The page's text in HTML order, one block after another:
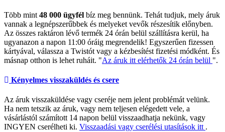
Több mint 48 000 ügyfél bíz meg bennünk. Tehát tudjuk, mely áruk
vannak a legnépszerűbbek és melyeket vevők részesítik előnyben.
Az összes raktáron lévő termék 24 órán belül szállításra kerül, ha
ugyanazon a napon 11:00 óráig megrendelik! Egyszerűen fizessen
kártyával, válassza a Twistót vagy a kézbesítést fizetési módként. És
másnap otthon is lehet ruháit. "Az áruk itt elérhetők 24 órán belül ".
Kényelmes visszaküldés és csere
Az áruk visszaküldése vagy cseréje nem jelent problémát velünk.
Ha nem tetszik az áruk, vagy nem teljesen elégedett vele, a
vásárlástól számított 14 napon belül visszaadhatja nekünk, vagy
INGYEN cserélheti ki. Visszaadási vagy cserélési utasítások itt .